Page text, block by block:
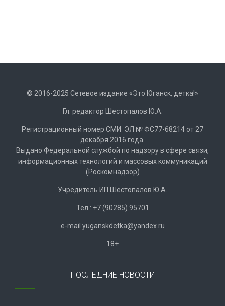
© 2016-2025 Сетевое издание «Это Юганск, детка!»
Гл. редактор Шестопалов Ю.А.
Регистрационный номер СМИ ЭЛ № ФС77-68214 от 27
декабря 2016 года.
Выдано Федеральной службой по надзору в сфере связи,
информационных технологий и массовых коммуникаций
(Роскомнадзор)
Учредитель ИП Шестопалов Ю.А.
Тел.: +7 (90285) 95701
e-mail yuganskdetka@yandex.ru
18+
ПОСЛЕДНИЕ НОВОСТИ